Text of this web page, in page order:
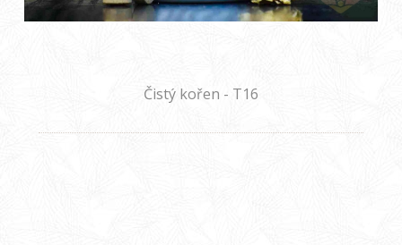
Čistý kořen - T16